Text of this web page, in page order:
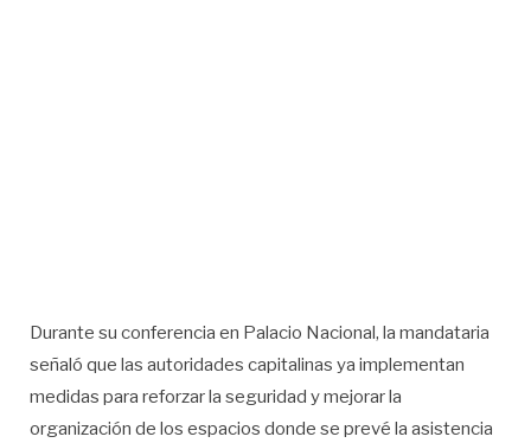
Durante su conferencia en Palacio Nacional, la mandataria
señaló que las autoridades capitalinas ya implementan
medidas para reforzar la seguridad y mejorar la
organización de los espacios donde se prevé la asistencia